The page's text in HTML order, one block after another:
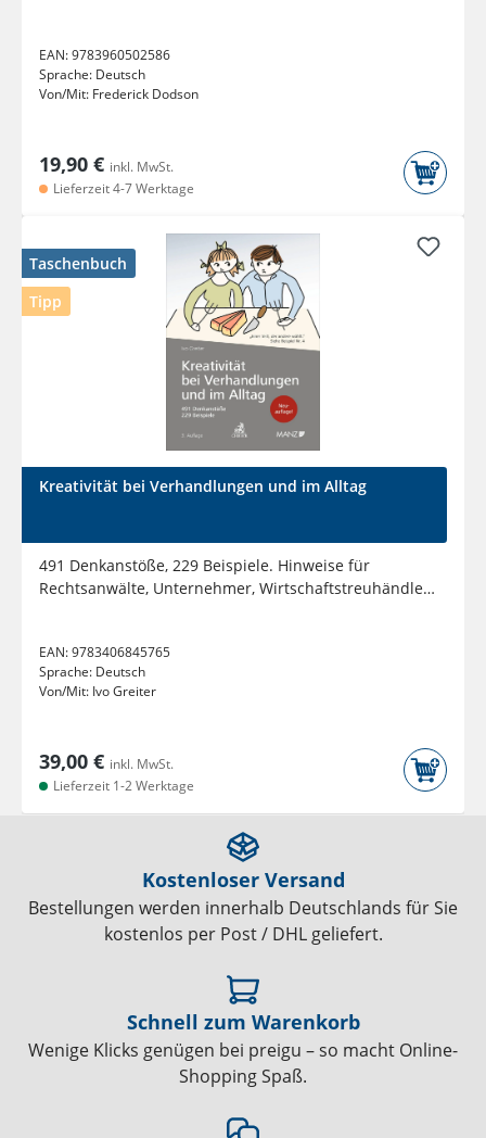
EAN:9783960502586
Sprache: Deutsch
Von/Mit: Frederick Dodson
19,90 € inkl. MwSt.
Lieferzeit 4-7 Werktage
Taschenbuch
Tipp
Kreativität bei Verhandlungen und im Alltag
491 Denkanstöße, 229 Beispiele. Hinweise für
Rechtsanwälte, Unternehmer, Wirtschaftstreuhändler,
EAN:9783406845765
Sprache: Deutsch
Von/Mit: Ivo Greiter
39,00 € inkl. MwSt.
Lieferzeit 1-2 Werktage
Kostenloser Versand
Bestellungen werden innerhalb Deutschlands für Sie
kostenlos per Post / DHL geliefert.
Schnell zum Warenkorb
Wenige Klicks genügen bei preigu – so macht Online-
Shopping Spaß.